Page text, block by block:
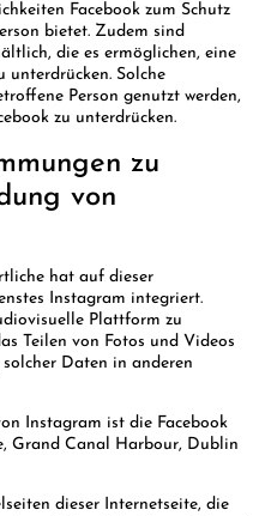
Facebook zum Schutz
bietet. Zudem sind
die es ermöglichen, eine
unterdrücken. Solche
Person genutzt werden,
zu unterdrücken.
zu
von
hat auf dieser
Instagram integriert.
Plattform zu
Teilen von Fotos und Videos
Daten in anderen
Instagram ist die Facebook
Grand Canal Harbour, Dublin
dieser Internetseite, die